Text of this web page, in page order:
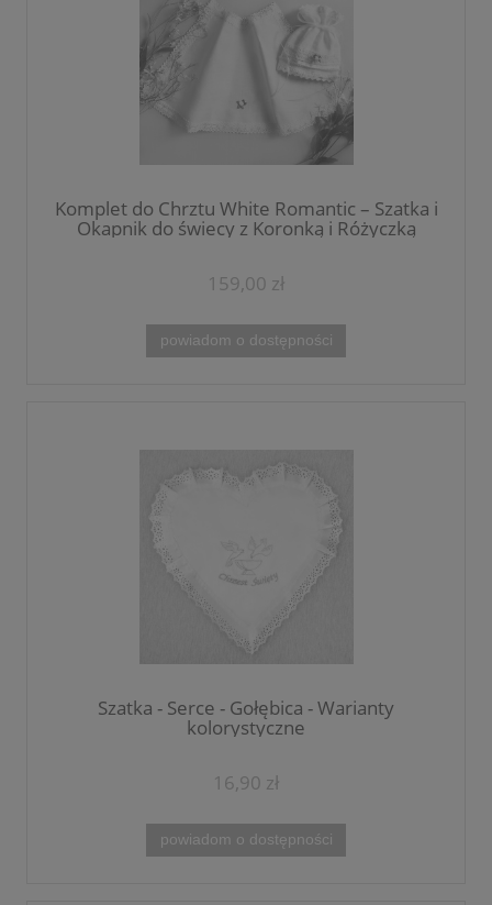
Komplet do Chrztu White Romantic – Szatka i
Okapnik do świecy z Koronką i Różyczką
159,00 zł
powiadom o dostępności
Szatka - Serce - Gołębica - Warianty
kolorystyczne
16,90 zł
powiadom o dostępności